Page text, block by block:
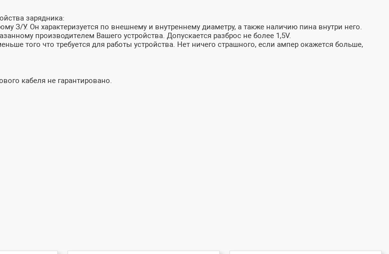
зарядника:
З/У. Он характеризуется по внешнему и внутреннему диаметру, а также наличию пина внутри него.
производителем Вашего устройства. Допускается разброс не более 1,5V.
того что требуется для работы устройства. Нет ничего страшного, если ампер окажется больше,
кабеля не гарантировано.